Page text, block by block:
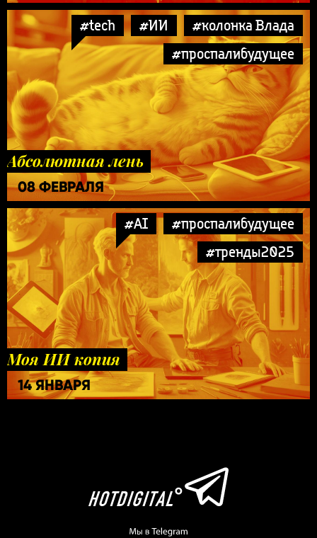
#tech #ИИ
#колонка Влада
#проспалибудущее
Абсолютная лень
08 ФЕВРАЛЯ
#AI
#проспалибудущее
#тренды2025
Моя ИИ копия
14 ЯНВАРЯ